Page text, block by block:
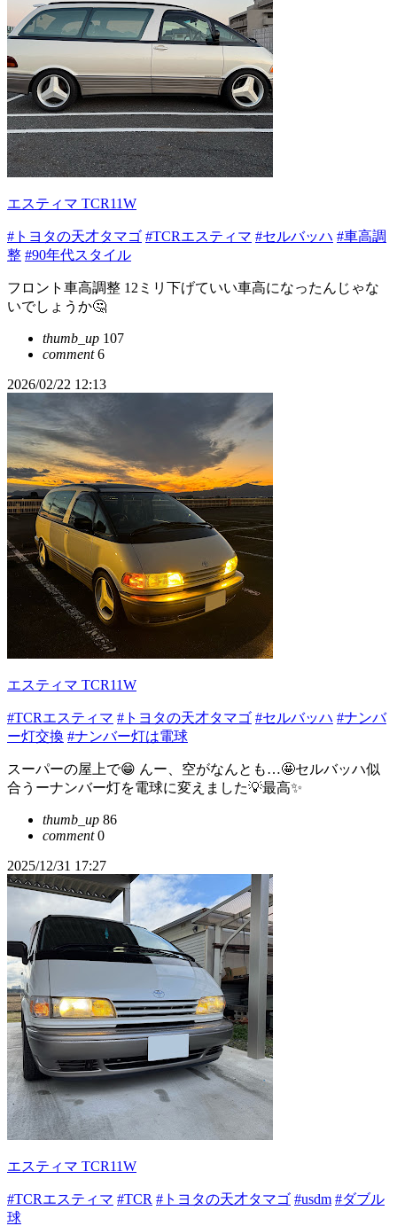
エスティマ TCR11W
#トヨタの天才タマゴ #TCRエスティマ #セルバッハ #車高調
整 #90年代スタイル
フロント車高調整 12ミリ下げていい車高になったんじゃな
いでしょうか🤔
thumb_up 107
comment6
2026/02/22 12:13
エスティマ TCR11W
#TCRエスティマ #トヨタの天才タマゴ #セルバッハ #ナンバ
ー灯交換 #ナンバー灯は電球
スーパーの屋上で😁 んー、空がなんとも…🤩セルバッハ似
合うーナンバー灯を電球に変えました💡最高✨
thumb_up 86
comment0
2025/12/31 17:27
エスティマ TCR11W
#TCRエスティマ #TCR #トヨタの天才タマゴ #usdm #ダブル
球